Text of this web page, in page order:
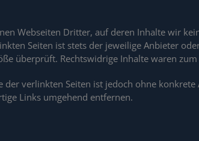
Webseiten Dritter, auf deren Inhalte wir
Seiten ist stets der jeweilige Anbieter
überprüft. Rechtswidrige Inhalte waren
verlinkten Seiten ist jedoch ohne
Links umgehend entfernen.